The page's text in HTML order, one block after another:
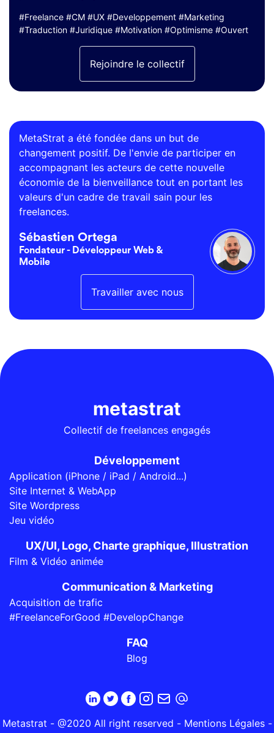
#Freelance #CM #UX #Developpement #Marketing
#Traduction #Juridique #Motivation #Optimisme #Ouvert
Rejoindre le collectif
MetaStrat a été fondée dans un but de
changement positif. De l'envie de participer en
accompagnant les acteurs de cette nouvelle
économie de la bienveillance tout en portant les
valeurs d'un cadre de travail sain pour les
freelances.
Sébastien Ortega
Fondateur - Développeur Web &
Mobile
Travailler avec nous
metastrat
Collectif de freelances engagés
Développement
Application (iPhone / iPad / Android...)
Site Internet & WebApp
Site Wordpress
Jeu vidéo
UX/UI, Logo, Charte graphique, Illustration
Film & Vidéo animée
Communication & Marketing
Acquisition de trafic
#FreelanceForGood #DevelopChange
FAQ
Blog
Metastrat - @2020 All right reserved - Mentions Légales-